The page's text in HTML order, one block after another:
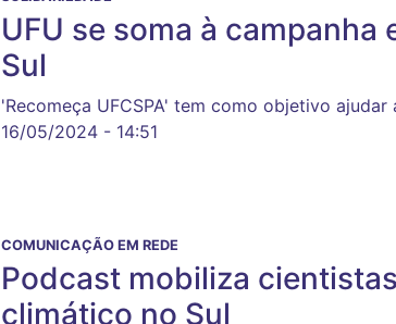
UFU se soma à campanha
Sul
'Recomeça UFCSPA' tem como objetivo
16/05/2024 - 14:51
COMUNICAÇÃO EM REDE
Podcast mobiliza
climático no Sul